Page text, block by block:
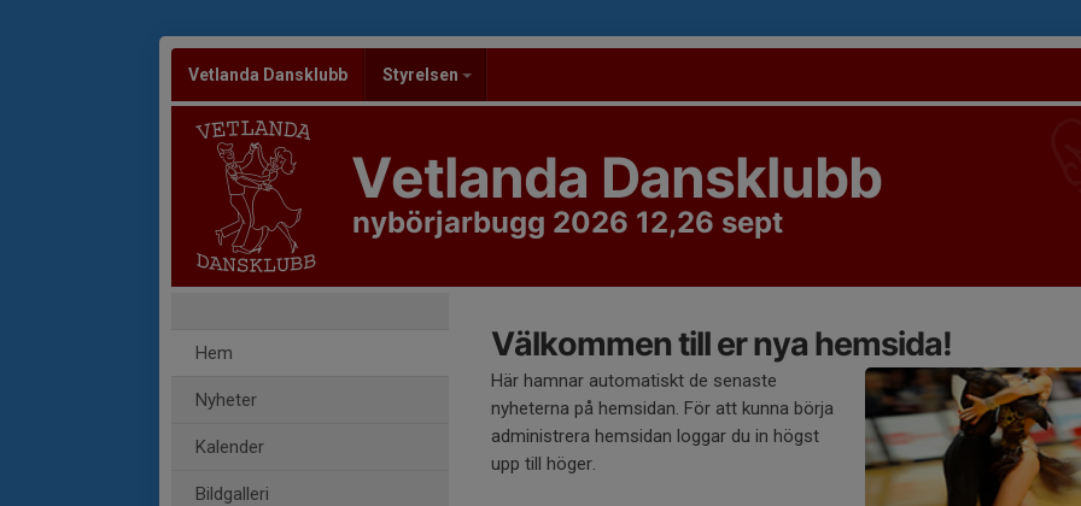
Vetlanda Dansklubb Styrelsen
Vetlanda Dansklubb
nybörjarbugg 2026 12,26 sept
Hem
Nyheter
Kalender
Bildgalleri
Välkommen till er nya hemsida!
Här hamnar automatiskt de senaste
nyheterna på hemsidan. För att kunna börja
administrera hemsidan loggar du in högst
upp till höger.